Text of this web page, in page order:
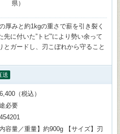
県）
厚みと約1kgの重さで薪を引き裂く
に付いた”トビ”により勢い余って
とガードし、刃こぼれから守ること
送
（税込）
必要
内容量／重量】約900g 【サイズ】刃